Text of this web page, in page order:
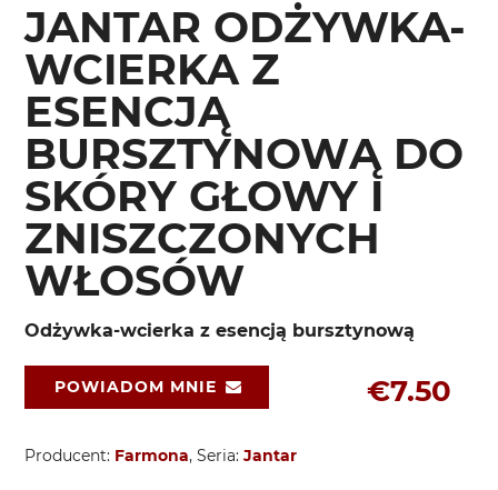
JANTAR ODŻYWKA-
WCIERKA Z
ESENCJĄ
BURSZTYNOWĄ DO
SKÓRY GŁOWY I
ZNISZCZONYCH
WŁOSÓW
Odżywka-wcierka z esencją bursztynową
€7.50
POWIADOM MNIE
Producent: Farmona, Seria: Jantar